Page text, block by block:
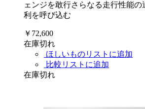
ェンジを敢行さらなる走行性能
利を呼び込む
￥72,600
在庫切れ
ほしいものリストに追加
比較リストに追加
在庫切れ